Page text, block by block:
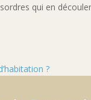
qui en